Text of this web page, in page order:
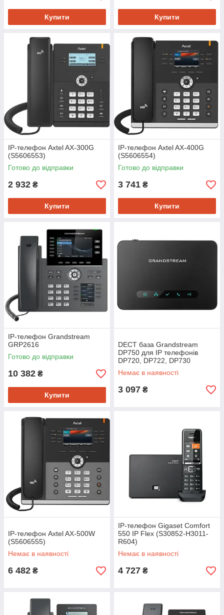
Купити Купити
IP-телефон Axtel AX-300G
(S5606553)
Готово до відправки
2 932 ₴
Купити
IP-телефон Axtel AX-400G
(S5606554)
Готово до відправки
3 741 ₴
Купити
IP-телефон Grandstream
GRP2616
Готово до відправки
10 382 ₴
Купити
DECT база Grandstream
DP750 для IP телефонів
DP720, DP722, DP730
Немає в наявності
3 097 ₴
IP-телефон Axtel AX-500W
(S5606555)
Немає в наявності
6 482 ₴
IP-телефон Gigaset Comfort
550 IP Flex (S30852-H3011-
R604)
Немає в наявності
4 727 ₴